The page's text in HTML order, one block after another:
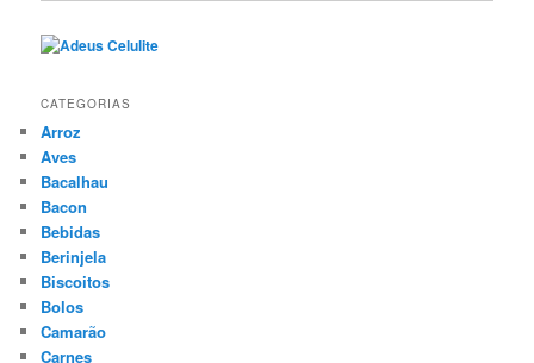
CATEGORIAS
Arroz
Aves
Bacalhau
Bacon
Bebidas
Berinjela
Biscoitos
Bolos
Camarão
Carnes